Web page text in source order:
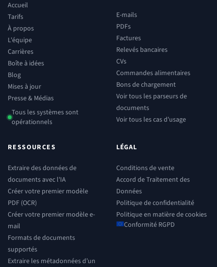
Accueil
Tarifs
À propos
L'équipe
Carrières
Boîte à idées
Blog
Mises à jour
Presse & Médias
Tous les systèmes sont
opérationnels
E-mails
PDFs
Factures
Relevés bancaires
CVs
Commandes alimentaires
Bons de chargement
Voir tous les parseurs de
documents
Voir tous les cas d'usage
RESSOURCES
Extraire des données de
documents avec l'IA
Créer votre premier modèle
PDF (OCR)
Créer votre premier modèle e-
mail
Formats de documents
supportés
Extraire les métadonnées d’un
LÉGAL
Conditions de vente
Accord de Traitement des
Données
Politique de confidentialité
Politique en matière de cookies
Conformité RGPD